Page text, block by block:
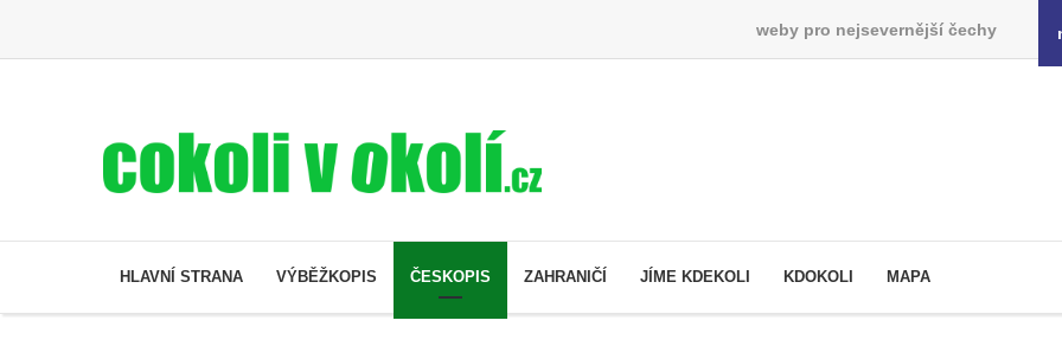
weby pro nejsevernější čechy
HLAVNÍ STRANA VÝBĚŽKOPIS ČESKOPIS ZAHRANIČÍ JÍME KDEKOLI KDOKOLI MAPA